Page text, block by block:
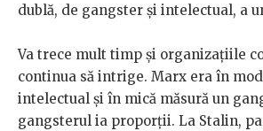
dublă, de gangster și intelectual, a
Va trece mult timp și organizațiile
continua să intrige. Marx era în
intelectual și în mică măsură un
gangsterul ia proporții. La Stalin,